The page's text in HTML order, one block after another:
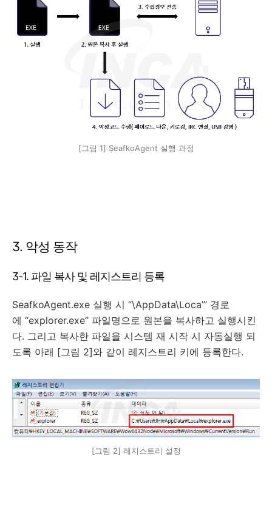
[그림 1] SeafkoAgent 실행 과정
3. 악성 동작
3-1. 파일 복사 및 레지스트리 등록
SeafkoAgent.exe 실행 시 “\AppData\Loca”’ 경로
에 “explorer.exe” 파일명으로 원본을 복사하고 실행시킨
다. 그리고 복사한 파일을 시스템 재 시작 시 자동실행 되
도록 아래 [그림 2]와 같이 레지스트리 키에 등록한다.
[그림 2] 레지스트리 설정